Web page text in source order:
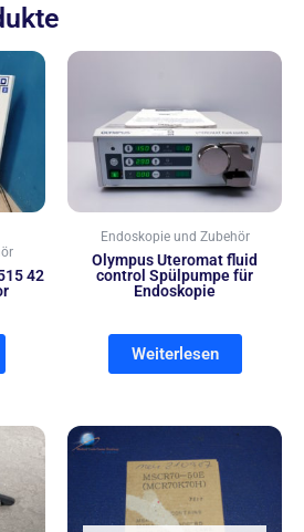
42
Endoskopie und Zubehör
Olympus Uteromat fluid
control Spülpumpe für
Endoskopie
Weiterlesen
Aktueller
Preis
ist:
360,00 €.